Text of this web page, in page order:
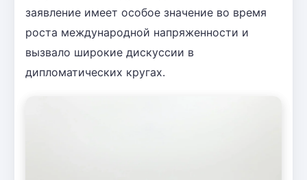
заявление имеет особое значение во время
роста международной напряженности и
вызвало широкие дискуссии в
дипломатических кругах.